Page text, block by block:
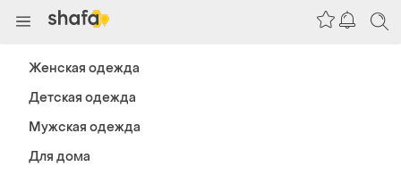
Женская одежда
Детская одежда
Мужская одежда
Для дома